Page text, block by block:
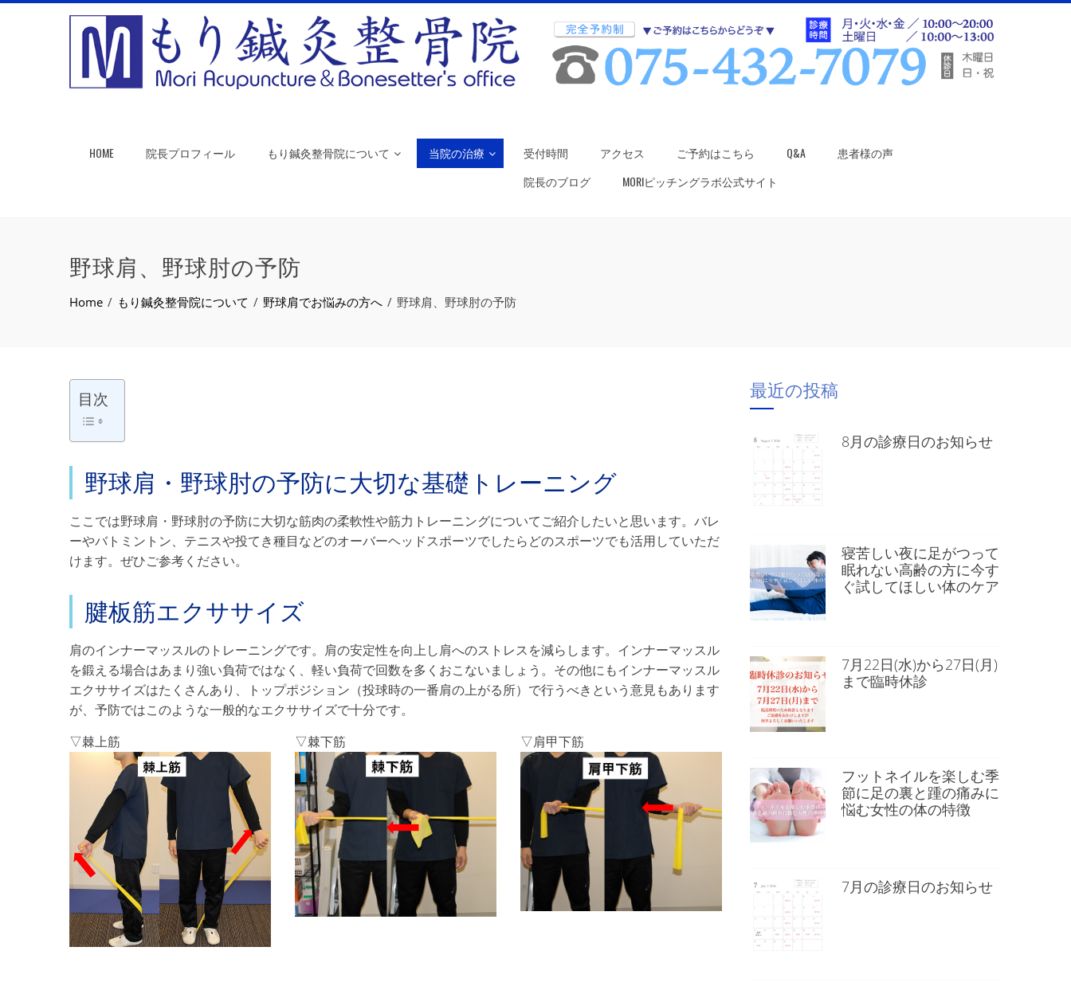
HOME 院長プロフィール もり鍼灸整骨院について 当院の治療 受付時間 アクセス ご予約はこちら Q&A
患者様の声
院長のブログ
MORIピッチングラボ公式サイト
野球肩、野球肘の予防
Home もり鍼灸整骨院について 野球肩でお悩みの方へ 野球肩、野球肘の予防
目次
野球肩・野球肘の予防に大切な基礎トレーニング
ここでは野球肩・野球肘の予防に大切な筋肉の柔軟性や筋力トレーニングについてご紹介したいと思います。バレ
ーやバトミントン、テニスや投てき種目などのオーバーヘッドスポーツでしたらどのスポーツでも活用していただ
けます。ぜひご参考ください。
腱板筋エクササイズ
肩のインナーマッスルのトレーニングです。肩の安定性を向上し肩へのストレスを減らします。インナーマッスル
を鍛える場合はあまり強い負荷ではなく、軽い負荷で回数を多くおこないましょう。その他にもインナーマッスル
エクササイズはたくさんあり、トップポジション（投球時の一番肩の上がる所）で行うべきという意見もあります
が、予防ではこのような一般的なエクササイズで十分です。
▽棘上筋
▽棘下筋 ▽肩甲下筋
最近の投稿
8月の診療日のお知らせ
寝苦しい夜に足がつって
眠れない高齢の方に今す
ぐ試してほしい体のケア
7月22日(水)から27日(月)
まで臨時休診
フットネイルを楽しむ季
節に足の裏と踵の痛みに
悩む女性の体の特徴
7月の診療日のお知らせ